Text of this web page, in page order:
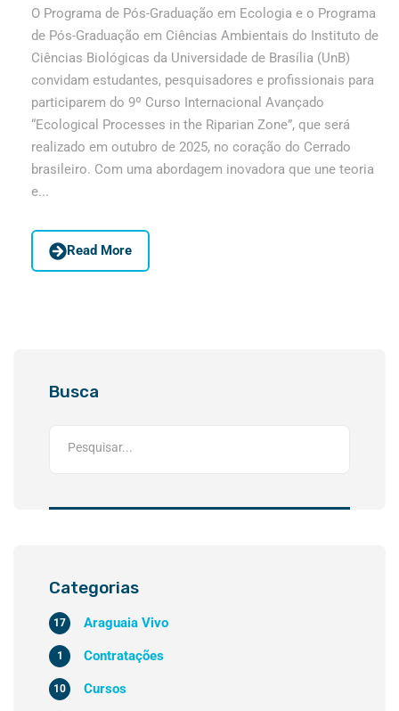
O Programa de Pós-Graduação em Ecologia e o Programa
de Pós-Graduação em Ciências Ambientais do Instituto de
Ciências Biológicas da Universidade de Brasília (UnB)
convidam estudantes, pesquisadores e profissionais para
participarem do 9º Curso Internacional Avançado
“Ecological Processes in the Riparian Zone”, que será
realizado em outubro de 2025, no coração do Cerrado
brasileiro. Com uma abordagem inovadora que une teoria
e...
Read More
Busca
Categorias
Araguaia Vivo
17
Contratações
1
Cursos
10